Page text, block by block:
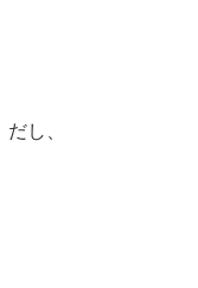
だし、